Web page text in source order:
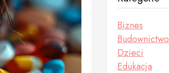
Biznes
Budownictwo
Dzieci
Edukacja